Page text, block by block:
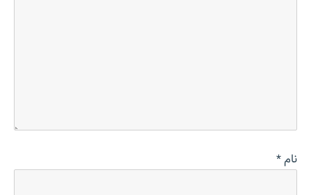
نام*